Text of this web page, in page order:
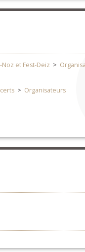
Noz et Fest-Deiz >
> Organisateurs